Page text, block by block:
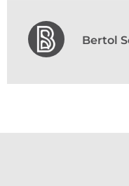
Bertol